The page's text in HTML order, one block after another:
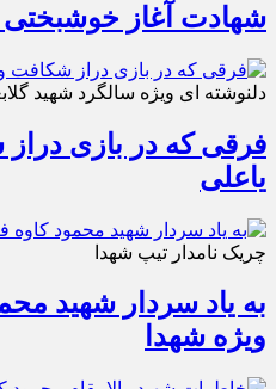
شهادت آغاز
دلنوشته ای ویژه سالگرد شهید
فرقی که در بازی
یاعلی
چریک نامدار تیپ شهدا
به یاد سردار شهید
ویژه شهدا